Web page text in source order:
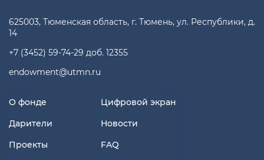
625003, Тюменская область, г. Тюмень, ул. Республики, д.
14
+7 (3452) 59-74-29 доб. 12355
endowment@utmn.ru
О фонде
Дарители
Проекты
Цифровой экран
Новости
FAQ